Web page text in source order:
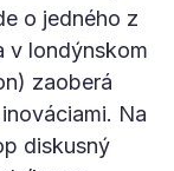
o jedného z
v londýnskom
zaoberá
Na
diskusný